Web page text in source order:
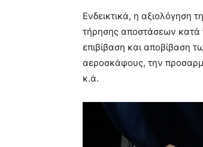
Ενδεικτικά, η αξιολόγηση
τήρησης αποστάσεων κατά
επιβίβαση και αποβίβαση
αεροσκάφους, την
κ.ά.